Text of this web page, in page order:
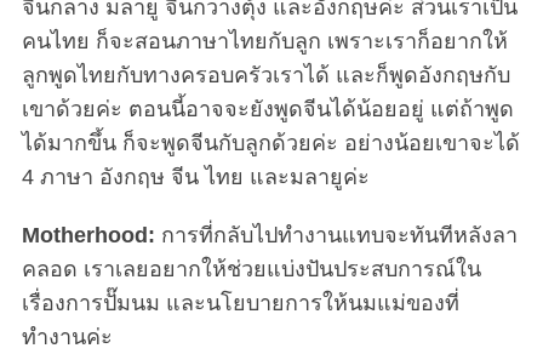
จีนกลาง มลายู จีนกวางตุ้ง และอังกฤษค่ะ ส่วนเราเป็น
คนไทย ก็จะสอนภาษาไทยกับลูก เพราะเราก็อยากให้
ลูกพูดไทยกับทางครอบครัวเราได้ และก็พูดอังกฤษกับ
เขาด้วยค่ะ ตอนนี้อาจจะยังพูดจีนได้น้อยอยู่ แต่ถ้าพูด
ได้มากขึ้น ก็จะพูดจีนกับลูกด้วยค่ะ อย่างน้อยเขาจะได้
4 ภาษา อังกฤษ จีน ไทย และมลายูค่ะ
Motherhood: การที่กลับไปทำงานแทบจะทันทีหลังลา
คลอด เราเลยอยากให้ช่วยแบ่งปันประสบการณ์ใน
เรื่องการปั๊มนม และนโยบายการให้นมแม่ของที่
ทำงานค่ะ